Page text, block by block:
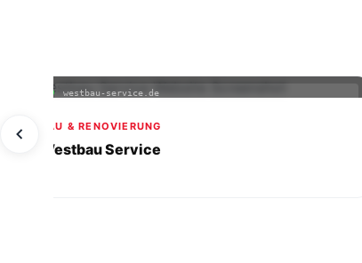
westbau-service.de
BAU & RENOVIERUNG
Westbau Service